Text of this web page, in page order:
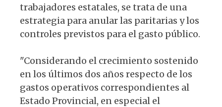
trabajadores estatales, se trata de una
estrategia para anular las paritarias y los
controles previstos para el gasto público.
"Considerando el crecimiento sostenido
en los últimos dos años respecto de los
gastos operativos correspondientes al
Estado Provincial, en especial el